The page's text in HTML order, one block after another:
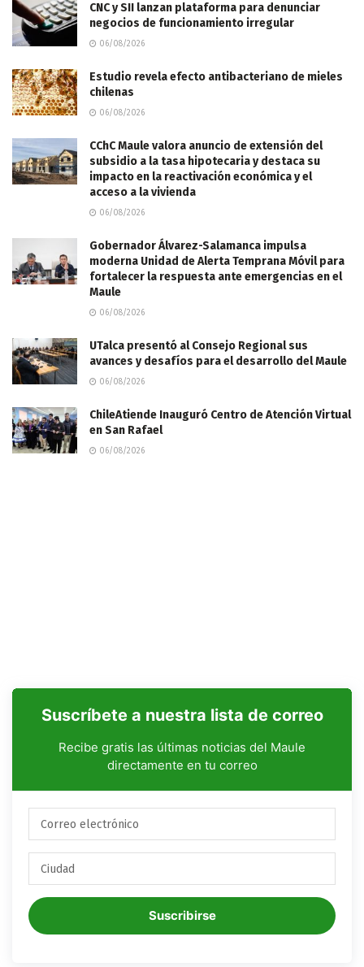
CNC y SII lanzan plataforma para denunciar
negocios de funcionamiento irregular
06/08/2026
Estudio revela efecto antibacteriano de mieles
chilenas
06/08/2026
CChC Maule valora anuncio de extensión del
subsidio a la tasa hipotecaria y destaca su
impacto en la reactivación económica y el
acceso a la vivienda
06/08/2026
Gobernador Álvarez-Salamanca impulsa
moderna Unidad de Alerta Temprana Móvil para
fortalecer la respuesta ante emergencias en el
Maule
06/08/2026
UTalca presentó al Consejo Regional sus
avances y desafíos para el desarrollo del Maule
06/08/2026
ChileAtiende Inauguró Centro de Atención Virtual
en San Rafael
06/08/2026
Suscríbete a nuestra lista de correo
Recibe gratis las últimas noticias del Maule
directamente en tu correo
Suscribirse